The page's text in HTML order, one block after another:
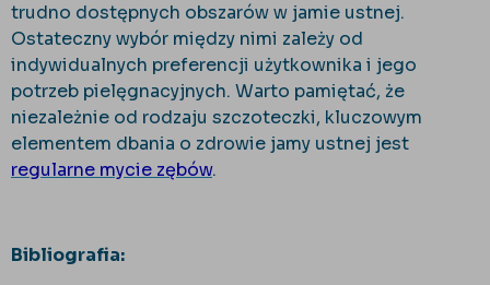
trudno dostępnych obszarów w jamie ustnej.
Ostateczny wybór między nimi zależy od
indywidualnych preferencji użytkownika i jego
potrzeb pielęgnacyjnych. Warto pamiętać, że
niezależnie od rodzaju szczoteczki, kluczowym
elementem dbania o zdrowie jamy ustnej jest
regularne mycie zębów.
Bibliografia: